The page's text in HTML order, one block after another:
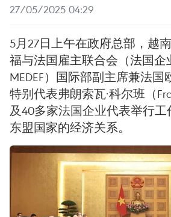
27/05/2025 04:29
5月27日上午在政府总部，越
福与法国雇主联合会（法国企
MEDEF）国际部副主席兼法
特别代表弗朗索瓦·科尔班（
及40多家法国企业代表举行
东盟国家的经济关系。